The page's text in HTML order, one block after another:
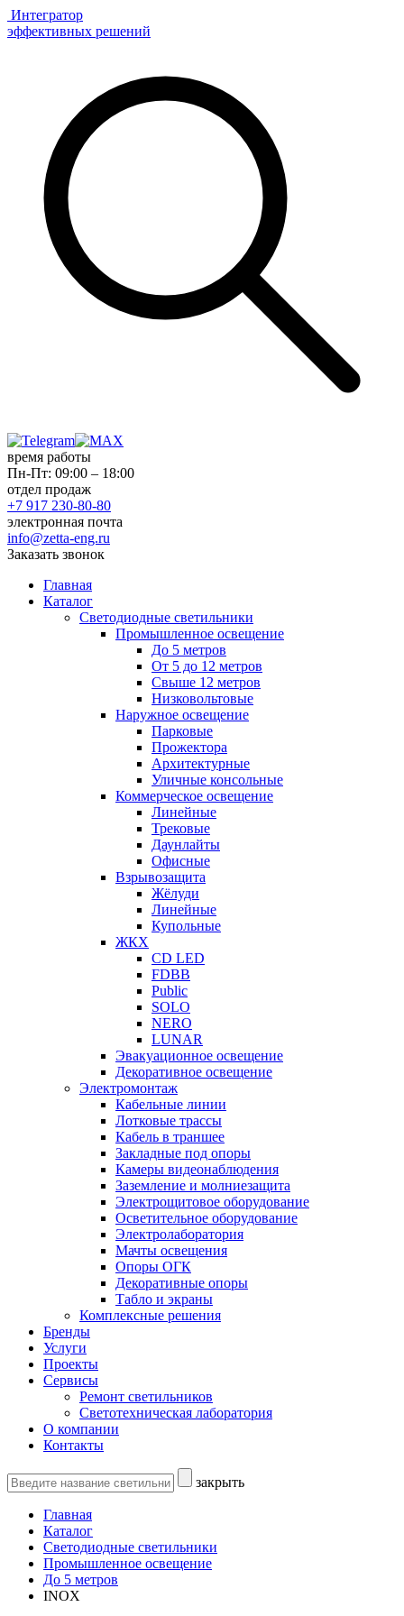
Интегратор
эффективных решений
время работы
Пн-Пт: 09:00 – 18:00
отдел продаж
+7 917 230-80-80
электронная почта
info@zetta-eng.ru
Заказать звонок
Главная
Каталог
Светодиодные светильники
Промышленное освещение
До 5 метров
От 5 до 12 метров
Свыше 12 метров
Низковольтовые
Наружное освещение
Парковые
Прожектора
Архитектурные
Уличные консольные
Коммерческое освещение
Линейные
Трековые
Даунлайты
Офисные
Взрывозащита
Жёлуди
Линейные
Купольные
ЖКХ
CD LED
FDBB
Public
SOLO
NERO
LUNAR
Эвакуационное освещение
Декоративное освещение
Электромонтаж
Кабельные линии
Лотковые трассы
Кабель в траншее
Закладные под опоры
Камеры видеонаблюдения
Заземление и молниезащита
Электрощитовое оборудование
Осветительное оборудование
Электролаборатория
Мачты освещения
Опоры ОГК
Декоративные опоры
Табло и экраны
Комплексные решения
Бренды
Услуги
Проекты
Сервисы
Ремонт светильников
Светотехническая лаборатория
О компании
Контакты
закрыть
Главная
Каталог
Светодиодные светильники
Промышленное освещение
До 5 метров
INOX